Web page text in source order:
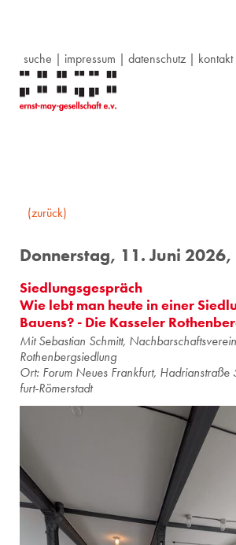
suche | impressum | datenschutz| kontakt
(zurück)
Donnerstag, 11. Juni
Siedlungsgespräch
Wie lebt man heute in einer
Bauens? - Die Kasseler
Mit Se­bas­ti­an Schmitt,
Ro­then­berg­sied­lung
Ort: Forum Neues Frank­furt,
furt-Rö­mer­stadt